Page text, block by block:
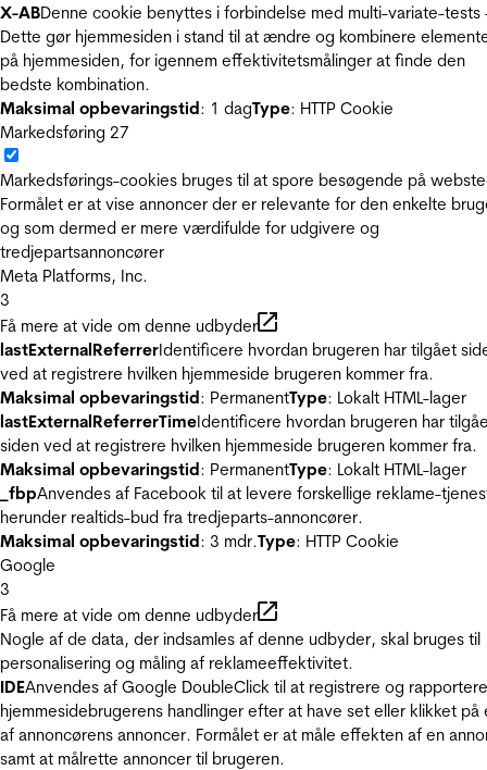
X-ABDenne cookie benyttes i forbindelse med multi-variate-tests
Dette gør hjemmesiden i stand til at ændre og kombinere
på hjemmesiden, for igennem effektivitetsmålinger at finde den
bedste kombination.
Maksimal opbevaringstid: 1 dagType: HTTP Cookie
Markedsføring 27
Markedsførings-cookies bruges til at spore besøgende på
Formålet er at vise annoncer der er relevante for den enkelte
og som dermed er mere værdifulde for udgivere og
tredjepartsannoncører
Meta Platforms, Inc.
3
Få mere at vide om denne udbyder
lastExternalReferrerIdentificere hvordan brugeren har tilgået
ved at registrere hvilken hjemmeside brugeren kommer fra.
Maksimal opbevaringstid: PermanentType: Lokalt HTML-lager
lastExternalReferrerTimeIdentificere hvordan brugeren har
siden ved at registrere hvilken hjemmeside brugeren kommer fra.
Maksimal opbevaringstid: PermanentType: Lokalt HTML-lager
_fbpAnvendes af Facebook til at levere forskellige reklame-
herunder realtids-bud fra tredjeparts-annoncører.
Maksimal opbevaringstid: 3 mdr.Type: HTTP Cookie
Google
3
Få mere at vide om denne udbyder
Nogle af de data, der indsamles af denne udbyder, skal bruges til
personalisering og måling af reklameeffektivitet.
IDEAnvendes af Google DoubleClick til at registrere og
hjemmesidebrugerens handlinger efter at have set eller klikket på
af annoncørens annoncer. Formålet er at måle effekten af en
samt at målrette annoncer til brugeren.